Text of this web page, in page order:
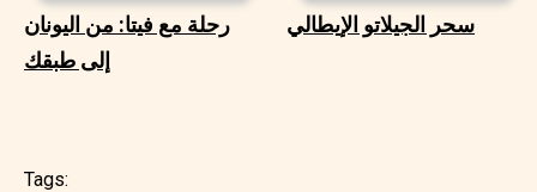
رحلة مع فيتا: من اليونان
إلى طبقك
سحر الجيلاتو الإيطالي
Tags: